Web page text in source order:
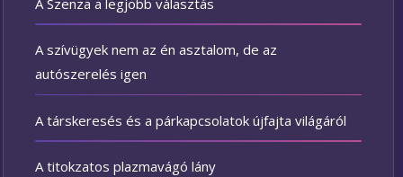
A szívügyek nem az én asztalom, de az
autószerelés igen
A társkeresés és a párkapcsolatok újfajta világáról
A titokzatos plazmavágó lány